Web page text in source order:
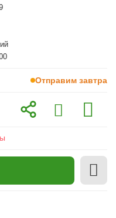
Отправим завтра